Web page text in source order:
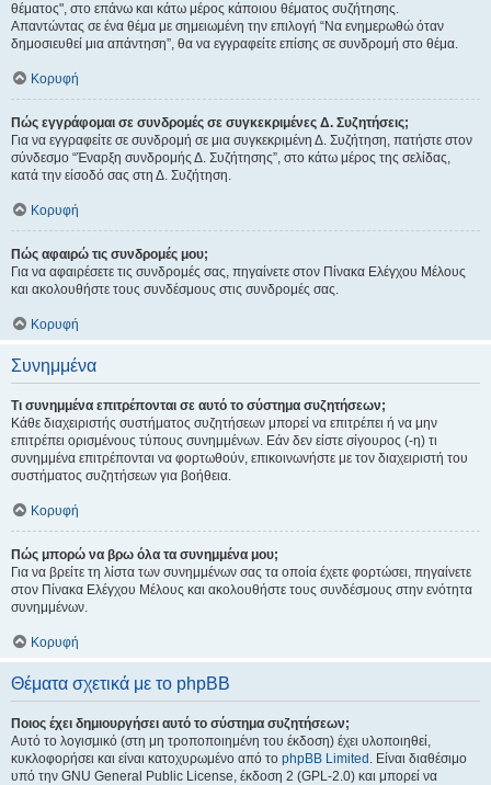
θέματος", στο επάνω και κάτω μέρος κάποιου θέματος συζήτησης.
Απαντώντας σε ένα θέμα με σημειωμένη την επιλογή “Να ενημερωθώ όταν
δημοσιευθεί μια απάντηση”, θα να εγγραφείτε επίσης σε συνδρομή στο θέμα.
Κορυφή
Πώς εγγράφομαι σε συνδρομές σε συγκεκριμένες Δ. Συζητήσεις;
Για να εγγραφείτε σε συνδρομή σε μια συγκεκριμένη Δ. Συζήτηση, πατήστε στον
σύνδεσμο “Έναρξη συνδρομής Δ. Συζήτησης”, στο κάτω μέρος της σελίδας,
κατά την είσοδό σας στη Δ. Συζήτηση.
Κορυφή
Πώς αφαιρώ τις συνδρομές μου;
Για να αφαιρέσετε τις συνδρομές σας, πηγαίνετε στον Πίνακα Ελέγχου Μέλους
και ακολουθήστε τους συνδέσμους στις συνδρομές σας.
Κορυφή
Συνημμένα
Τι συνημμένα επιτρέπονται σε αυτό το σύστημα συζητήσεων;
Κάθε διαχειριστής συστήματος συζητήσεων μπορεί να επιτρέπει ή να μην
επιτρέπει ορισμένους τύπους συνημμένων. Εάν δεν είστε σίγουρος (-η) τι
συνημμένα επιτρέπονται να φορτωθούν, επικοινωνήστε με τον διαχειριστή του
συστήματος συζητήσεων για βοήθεια.
Κορυφή
Πώς μπορώ να βρω όλα τα συνημμένα μου;
Για να βρείτε τη λίστα των συνημμένων σας τα οποία έχετε φορτώσει, πηγαίνετε
στον Πίνακα Ελέγχου Μέλους και ακολουθήστε τους συνδέσμους στην ενότητα
συνημμένων.
Κορυφή
Θέματα σχετικά με το phpBB
Ποιος έχει δημιουργήσει αυτό το σύστημα συζητήσεων;
Αυτό το λογισμικό (στη μη τροποποιημένη του έκδοση) έχει υλοποιηθεί,
κυκλοφορήσει και είναι κατοχυρωμένο από το phpBB Limited . Είναι διαθέσιμο
υπό την GNU General Public License, έκδοση 2 (GPL-2.0) και μπορεί να